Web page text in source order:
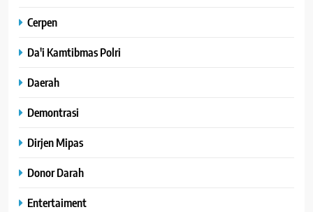
Cerpen
Da'i Kamtibmas Polri
Daerah
Demontrasi
Dirjen Mipas
Donor Darah
Entertaiment